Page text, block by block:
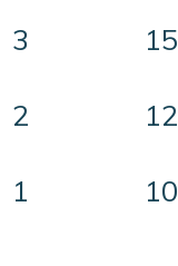
3
15
2
12
1
10